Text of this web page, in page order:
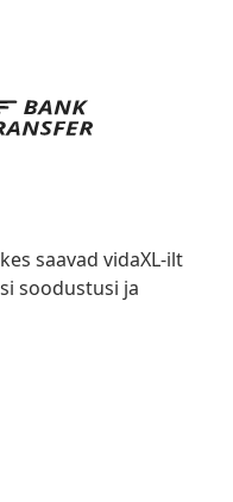
saavad vidaXL-ilt
soodustusi ja